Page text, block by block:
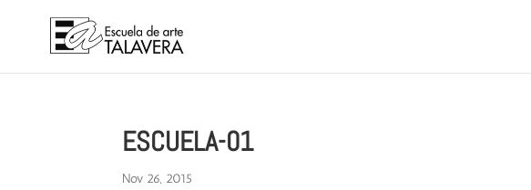
ESCUELA-01
Nov 26, 2015